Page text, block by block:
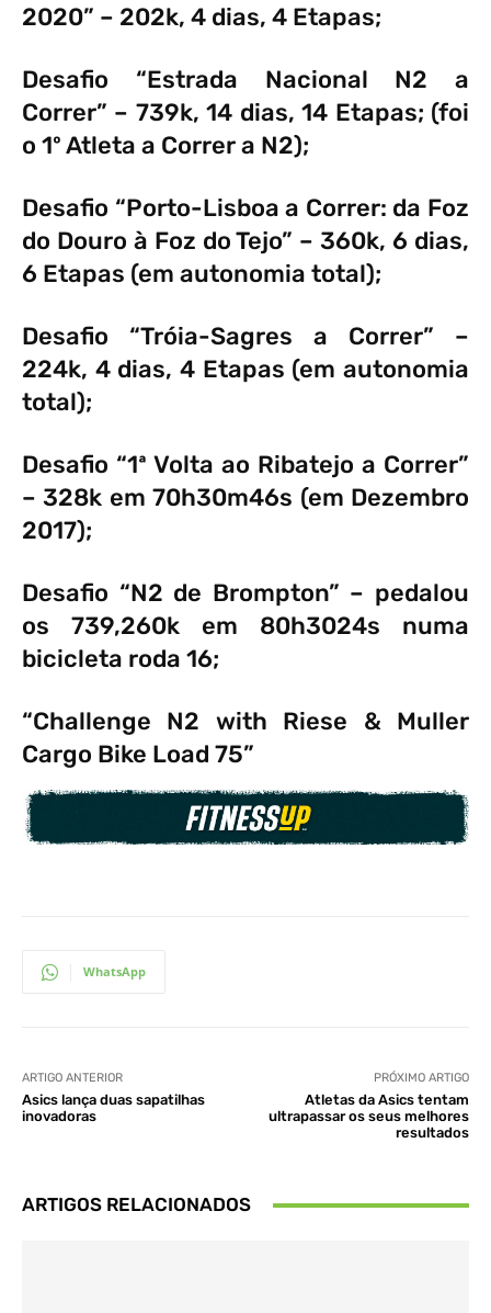
2020” – 202k, 4 dias, 4 Etapas;
Desafio “Estrada Nacional N2 a
Correr” – 739k, 14 dias, 14 Etapas; (foi
o 1º Atleta a Correr a N2);
Desafio “Porto-Lisboa a Correr: da Foz
do Douro à Foz do Tejo” – 360k, 6 dias,
6 Etapas (em autonomia total);
Desafio “Tróia-Sagres a Correr” –
224k, 4 dias, 4 Etapas (em autonomia
total);
Desafio “1ª Volta ao Ribatejo a Correr”
– 328k em 70h30m46s (em Dezembro
2017);
Desafio “N2 de Brompton” – pedalou
os 739,260k em 80h3024s numa
bicicleta roda 16;
“Challenge N2 with Riese & Muller
Cargo Bike Load 75”
WhatsApp
ARTIGO ANTERIOR
Asics lança duas sapatilhas
inovadoras
PRÓXIMO ARTIGO
Atletas da Asics tentam
ultrapassar os seus melhores
resultados
ARTIGOS RELACIONADOS